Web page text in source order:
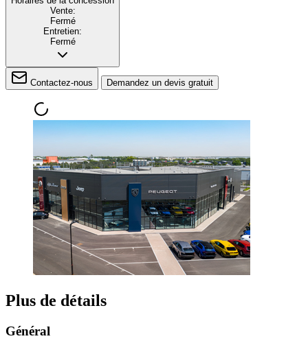
Vente:
Fermé
Entretien:
Fermé
Contactez-nous Demandez un devis gratuit
Plus de détails
Général